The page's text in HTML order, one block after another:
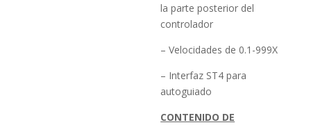
la parte posterior del
controlador
– Velocidades de 0.1-999X
– Interfaz ST4 para
autoguiado
CONTENIDO DE